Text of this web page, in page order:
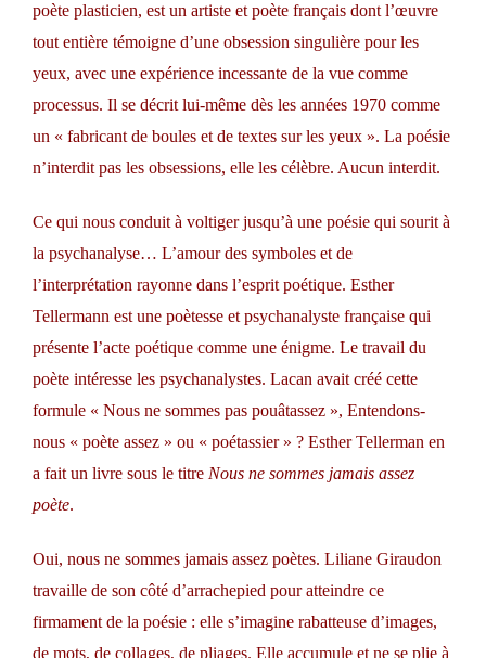
poète plasticien, est un artiste et poète français dont l’œuvre
tout entière témoigne d’une obsession singulière pour les
yeux, avec une expérience incessante de la vue comme
processus. Il se décrit lui-même dès les années 1970 comme
un « fabricant de boules et de textes sur les yeux ». La poésie
n’interdit pas les obsessions, elle les célèbre. Aucun interdit.
Ce qui nous conduit à voltiger jusqu’à une poésie qui sourit à
la psychanalyse… L’amour des symboles et de
l’interprétation rayonne dans l’esprit poétique. Esther
Tellermann est une poètesse et psychanalyste française qui
présente l’acte poétique comme une énigme. Le travail du
poète intéresse les psychanalystes. Lacan avait créé cette
formule « Nous ne sommes pas pouâtassez », Entendons-
nous « poète assez » ou « poétassier » ? Esther Tellerman en
a fait un livre sous le titre Nous ne sommes jamais assez
poète.
Oui, nous ne sommes jamais assez poètes. Liliane Giraudon
travaille de son côté d’arrachepied pour atteindre ce
firmament de la poésie : elle s’imagine rabatteuse d’images,
de mots, de collages, de pliages. Elle accumule et ne se plie à